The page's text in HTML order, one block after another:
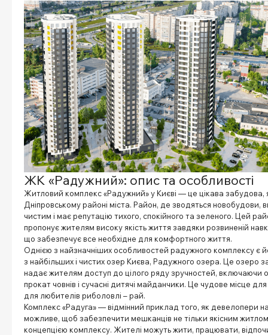
ЖК «Радужний»: опис та особливості
Житловий комплекс «Радужний» у Києві — це цікава забудова,
Дніпровському районі міста. Район, де зводяться новобудови,
чистим і має репутацію тихого, спокійного та зеленого. Цей
пропонує жителям високу якість життя завдяки розвиненій
що забезпечує все необхідне для комфортного життя.
Однією з найзначніших особливостей радужного комплексу є
з найбільших і чистих озер Києва, Радужного озера. Це озеро
надає жителям доступ до цілого ряду зручностей, включаючи
прокат човнів і сучасні дитячі майданчики. Це чудове місце
для любителів риболовлі – рай.
Комплекс «Радуга» — відмінний приклад того, як девелопери
можливе, щоб забезпечити мешканців не тільки якісним
концепцією комплексу. Жителі можуть жити, працювати,